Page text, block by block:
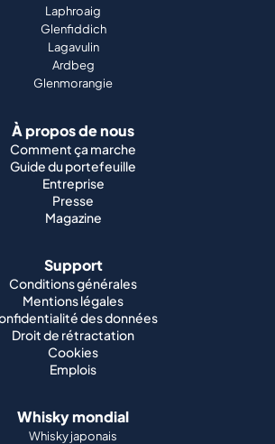
Laphroaig
Glenfiddich
Lagavulin
Ardbeg
Glenmorangie
À propos de nous
Comment ça marche
Guide du portefeuille
Entreprise
Presse
Magazine
Support
Conditions générales
Mentions légales
des données
Droit de rétractation
Cookies
Emplois
Whisky mondial
Whisky japonais